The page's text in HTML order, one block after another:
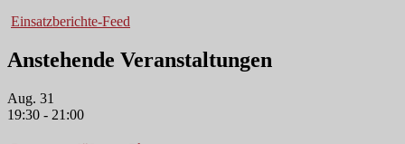
Einsatzberichte-Feed
Anstehende Veranstaltungen
Aug. 31
19:30 - 21:00